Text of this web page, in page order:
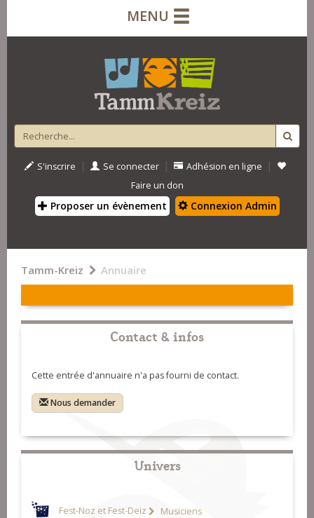
MENU
S'inscrire | Se connecter | Adhésion en ligne |
Faire un don
Proposer un évènement Connexion Admin
Tamm-Kreiz Annuaire
Contact & infos
Cette entrée d'annuaire n'a pas fourni de contact.
Nous demander
Univers
Fest-Noz et Fest-Deiz Musiciens